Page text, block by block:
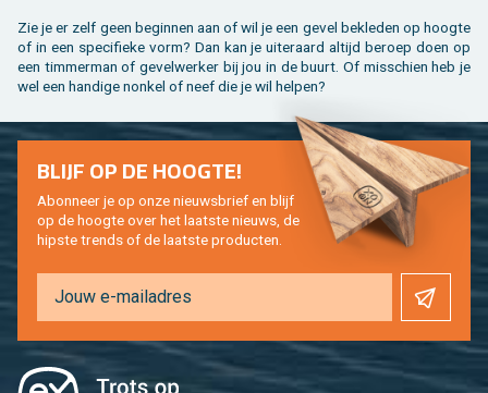
Zie je er zelf geen be­gin­nen aan of wil je een gevel be­kle­den op hoog­te
of in een spe­ci­fie­ke vorm? Dan kan je ui­ter­aard al­tijd be­roep doen op
een tim­mer­man of ge­vel­wer­ker bij jou in de buurt. Of mis­schien heb je
wel een han­di­ge non­kel of neef die je wil hel­pen?
BLIJF OP DE HOOG­TE!
Abon­neer je op onze nieuws­brief en blijf
op de hoog­te over het laat­ste nieuws, de
hip­s­te trends of de laat­ste pro­duc­ten.